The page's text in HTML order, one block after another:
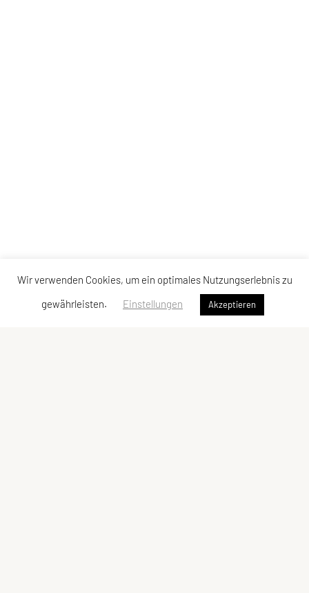
Wir verwenden Cookies, um ein optimales Nutzungserlebnis zu
gewährleisten.
Einstellungen Akzeptieren